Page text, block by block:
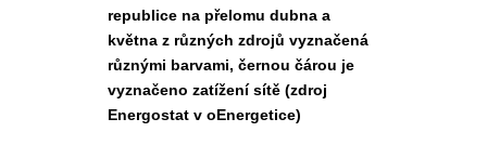
republice na přelomu dubna a
května z různých zdrojů vyznačená
různými barvami, černou čárou je
vyznačeno zatížení sítě (zdroj
Energostat v oEnergetice)